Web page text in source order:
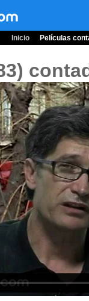
Inicio Películas